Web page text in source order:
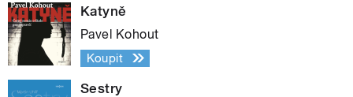
Katyně
Pavel Kohout
Koupit
Sestry